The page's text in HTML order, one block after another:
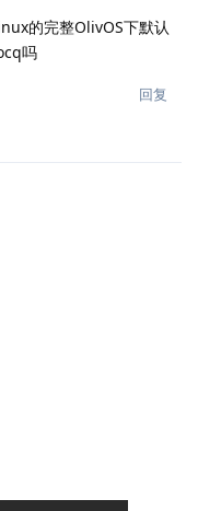
的完整OlivOS下默认
吗
回复